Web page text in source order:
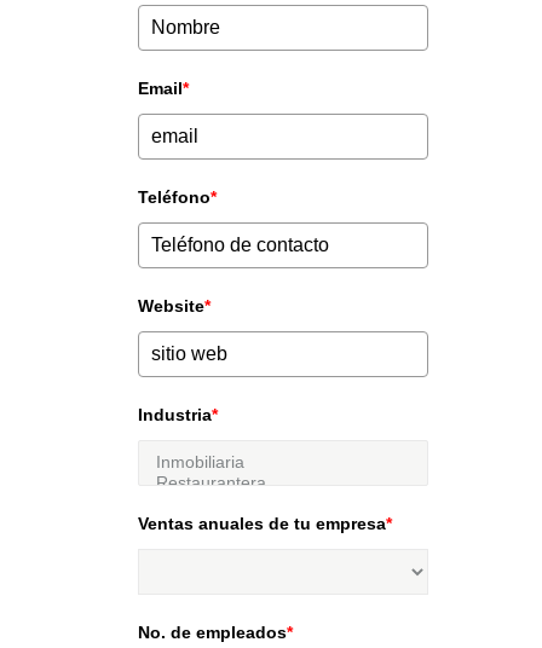
Email*
Teléfono*
Website*
Industria*
Ventas anuales de tu empresa*
No. de empleados*